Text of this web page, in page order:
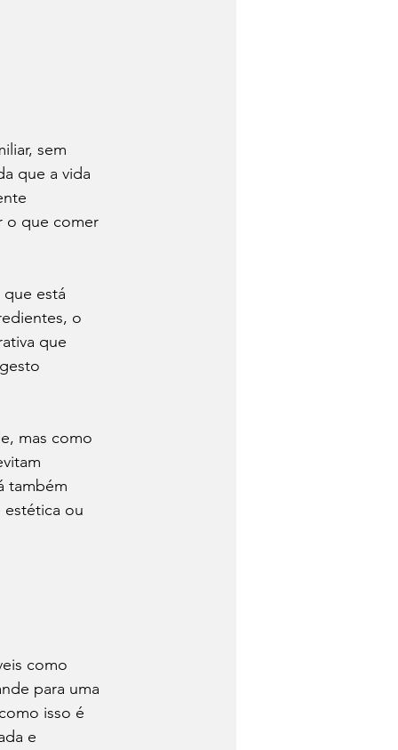
sem
que a vida
o que comer
está
o
que
mas como
também
ou
como
para uma
isso é
e